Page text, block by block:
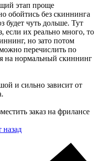
этап проще
обойтись без скиннинга
будет чуть дольше. Тут
если их реально много, то
но зато потом
перечислить по
на нормальный скиннинг
и сильно зависит от
заказ на фрилансе
назад